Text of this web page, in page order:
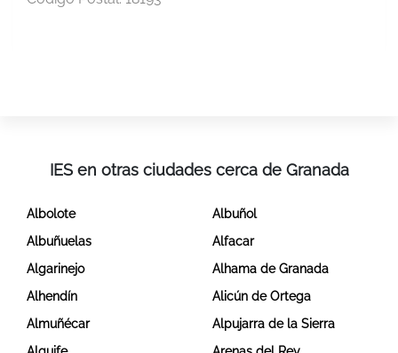
IES en otras ciudades cerca de Granada
Albolote
Albuñol
Albuñuelas
Alfacar
Algarinejo
Alhama de Granada
Alhendín
Alicún de Ortega
Almuñécar
Alpujarra de la Sierra